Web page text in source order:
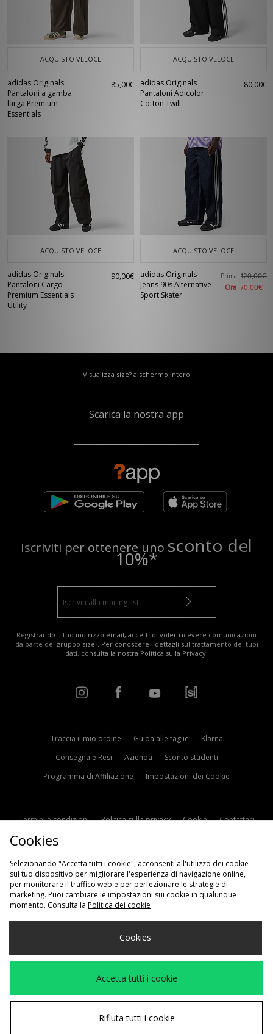
ACQUISTO VELOCE
adidas Originals
Pantaloni a gamba
larga Premium
Essentials
85,00€
ACQUISTO VELOCE
adidas Originals
Pantaloni Adicolor
Cotton Twill
80,00€
ACQUISTO VELOCE
adidas Originals
Pantaloni Cargo
Premium Essentials
Utility
90,00€
ACQUISTO VELOCE
adidas Originals
Jeans 90s Alternative
Sport Skater
Prima120,00€
Ora 70,00€
Visualizza size? a schermo intero
Scarica la nostra app
Iscriviti per ottenere uno sconto del
10%*
Registrando il tuo indirizzo email, accetti di voler ricevere comunicazioni
da parte del gruppo size?. Per conoscere i dettagli sul trattamento dei tuoi
dati, consulta la nostra Politica sulla Privacy.
Traccia il mio ordine Guida alle taglie
Klarna
Consegna e Resi
Azienda
Sconto studenti
Programma di Affiliazione
Impostazioni dei Cookie
Termini e condizioni Politica sulla privacy Cookie
Contattaci
Scegli Il Tuo Paese
Accettiamo i seguenti metodi di pagamento
Visita il nostro sito aziendale awww.jdplc.com
Cookies
Selezionando "Accetta tutti i cookie", acconsenti all'utilizzo dei cookie
sul tuo dispositivo per migliorare l'esperienza di navigazione online,
per monitorare il traffico web e per perfezionare le strategie di
marketing. Puoi cambiare le impostazioni sui cookie in qualunque
momento. Consulta la Politica dei cookie
Cookies
Accetta tutti i cookie
Rifiuta tutti i cookie